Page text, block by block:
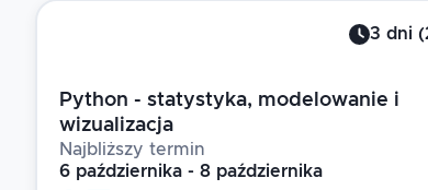
3 dni (
Python - statystyka, modelowanie i
wizualizacja
Najbliższy termin
6 października - 8 października